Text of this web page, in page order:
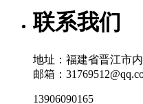
联系我们
地址：福建省晋江市
邮箱：
13906090165